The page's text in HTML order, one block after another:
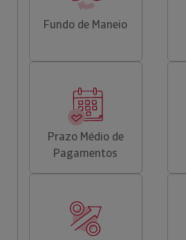
Fundo de Maneio
Prazo Médio de
Pagamentos